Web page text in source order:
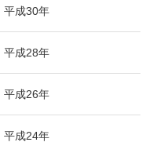
平成30年
平成28年
平成26年
平成24年